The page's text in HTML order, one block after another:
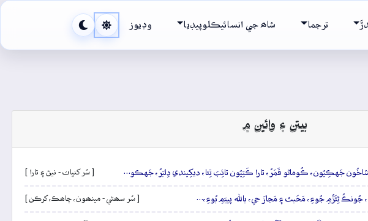
ترجما شاھ جي انسائيڪلوپيڊيا وڊيوز
بيتن ۽ وائين ۾
جَهڪِيُون، ڪُوماڻو قَمَرُ، تارا ڪَتِيُون تائِبَ ٿِئا، ديکِيندي دِلبَرُ، جَهڪو… [ سُر کنڀات - نيڻ ۽ تارا ]
ٿِئَڙُمِ جُوءِ، مَحَبتَ ۽ مَجازَ جي، باللہ پييَمِ بُوءِ،… [ سُر سھڻي - مينھون، چاھڪ، کرڪن ]